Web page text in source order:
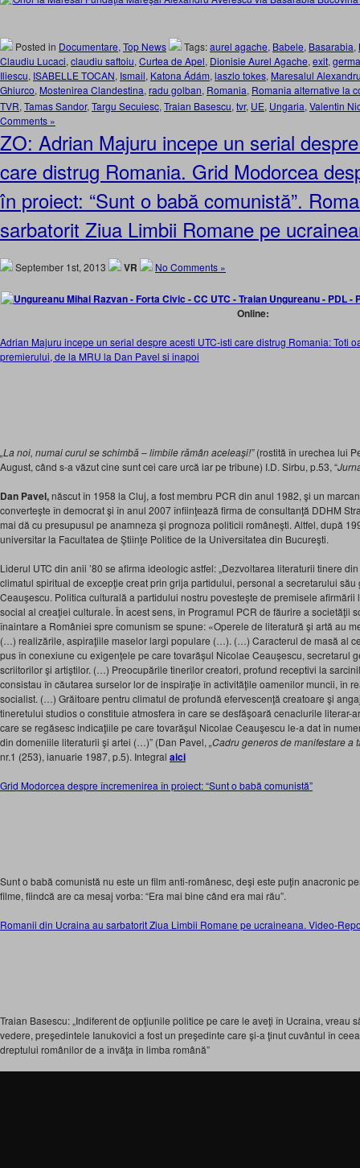
Posted in Documentare, Top News Tags:aurel agache, Babele, Basarabia,
Claudiu Lucaci, claudiu saftoiu, Curtea de Apel, Dionisie Aurel Agache, exit,
Iliescu, ISABELLE TOCAN, Ismail, Katona Ádám, laszlo tokes, Maresalul
Ghiurco, Mostenirea Clandestina, radu golban, Romania, Romania alternative la
TVR, Tamas Sandor, Targu Secuiesc, Traian Basescu, tvr, UE, Ungaria, Valentin
Comments »
ZO: Adrian Majuru incepe un serial
care distrug Romania. Grid Modorcea
în proiect: “Sunt o babă comunistă”.
sarbatorit Ziua Limbii Romane pe
September 1st, 2013 VR No Comments »
Online:
Adrian Majuru incepe un serial despre acesti UTC-isti care distrug Romania: Toti
premierului, de la MRU la Dan Pavel si inapoi
„La noi, numai curul se schimbă – limbile rămân aceleaşi!”(rostită în urechea lui
August, când s-a văzut cine sunt cei care urcă iar pe tribune) I.D. Sîrbu, p.53, “
Dan Pavel,născut în 1958 la Cluj, a fost membru PCR din anul 1982, şi un
converteşte în democrat şi în anul 2007 înfiinţează firma de consultanţă DDHM
mai dă cu presupusul pe anamneza şi prognoza politicii româneşti. Altfel, după
universitar la Facultatea de Ştiinţe Politice de la Universitatea din Bucureşti.
Liderul UTC din anii ’80 se afirma ideologic astfel: „Dezvoltarea literaturii tinere
climatul spiritual de excepţie creat prin grija partidului, personal a secretarului
Ceauşescu. Politica culturală a partidului nostru povesteşte de premisele
social al creaţiei culturale. În acest sens, în Programul PCR de făurire a societăţii
înaintare a României spre comunism se spune: «Operele de literatură şi artă au
(…) realizările, aspiraţiile maselor largi populare (…). (…) Caracterul de masă al
pus în conexiune cu exigenţele pe care tovarăşul Nicolae Ceauşescu, secretarul
scriitorilor şi artiştilor. (…) Preocupările tinerilor creatori, profund receptivi la
consistau în căutarea surselor lor de inspiraţie în activităţile oamenilor muncii, în
socialist. (…) Grăitoare pentru climatul de profundă efervescenţă creatoare şi
tineretului studios o constituie atmosfera în care se desfăşoară cenaclurile literar-
care se regăsesc indicaţiile pe care tovarăşul Nicolae Ceauşescu le-a dat în
din domeniile literaturii şi artei (…)” (Dan Pavel, „Cadru generos de manifestare a
nr.1 (253), ianuarie 1987, p.5). Integral aici
Grid Modorcea despre încremenirea în proiect: “Sunt o babă comunistă”
Sunt o babă comunistă nu este un film anti-românesc, deşi este puţin anacronic
filme, fiindcă are ca mesaj vorba: “Era mai bine când era mai rău”.
Romanii din Ucraina au sarbatorit Ziua Limbii Romane pe ucraineana. Video-
Traian Basescu: „Indiferent de opţiunile politice pe care le aveţi în Ucraina, vreau
vedere, preşedintele Ianukovici a fost un preşedinte care şi-a ţinut cuvântul în
dreptului românilor de a învăţa în limba română”